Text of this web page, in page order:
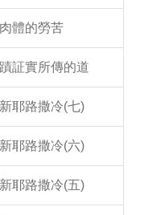
體的勞苦
証實所傳的道
耶路撒冷(七)
耶路撒冷(六)
耶路撒冷(五)